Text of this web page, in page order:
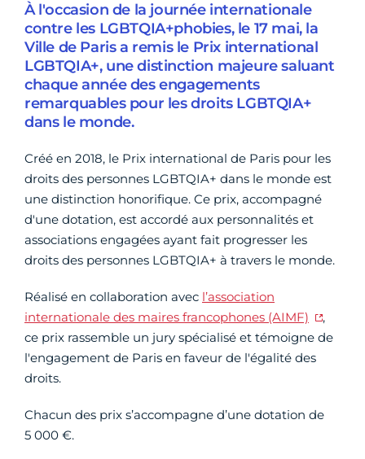
À l'occasion de la journée internationale
contre les LGBTQIA+phobies, le 17 mai, la
Ville de Paris a remis le Prix international
LGBTQIA+, une distinction majeure saluant
chaque année des engagements
remarquables pour les droits LGBTQIA+
dans le monde.
Créé en 2018, le Prix international de Paris pour les
droits des personnes LGBTQIA+ dans le monde est
une distinction honorifique. Ce prix, accompagné
d'une dotation, est accordé aux personnalités et
associations engagées ayant fait progresser les
droits des personnes LGBTQIA+ à travers le monde.
Réalisé en collaboration avec l’association
internationale des maires francophones (AIMF)
,
ce prix rassemble un jury spécialisé et témoigne de
l'engagement de Paris en faveur de l'égalité des
droits.
Chacun des prix s’accompagne d’une dotation de
5 000 €.